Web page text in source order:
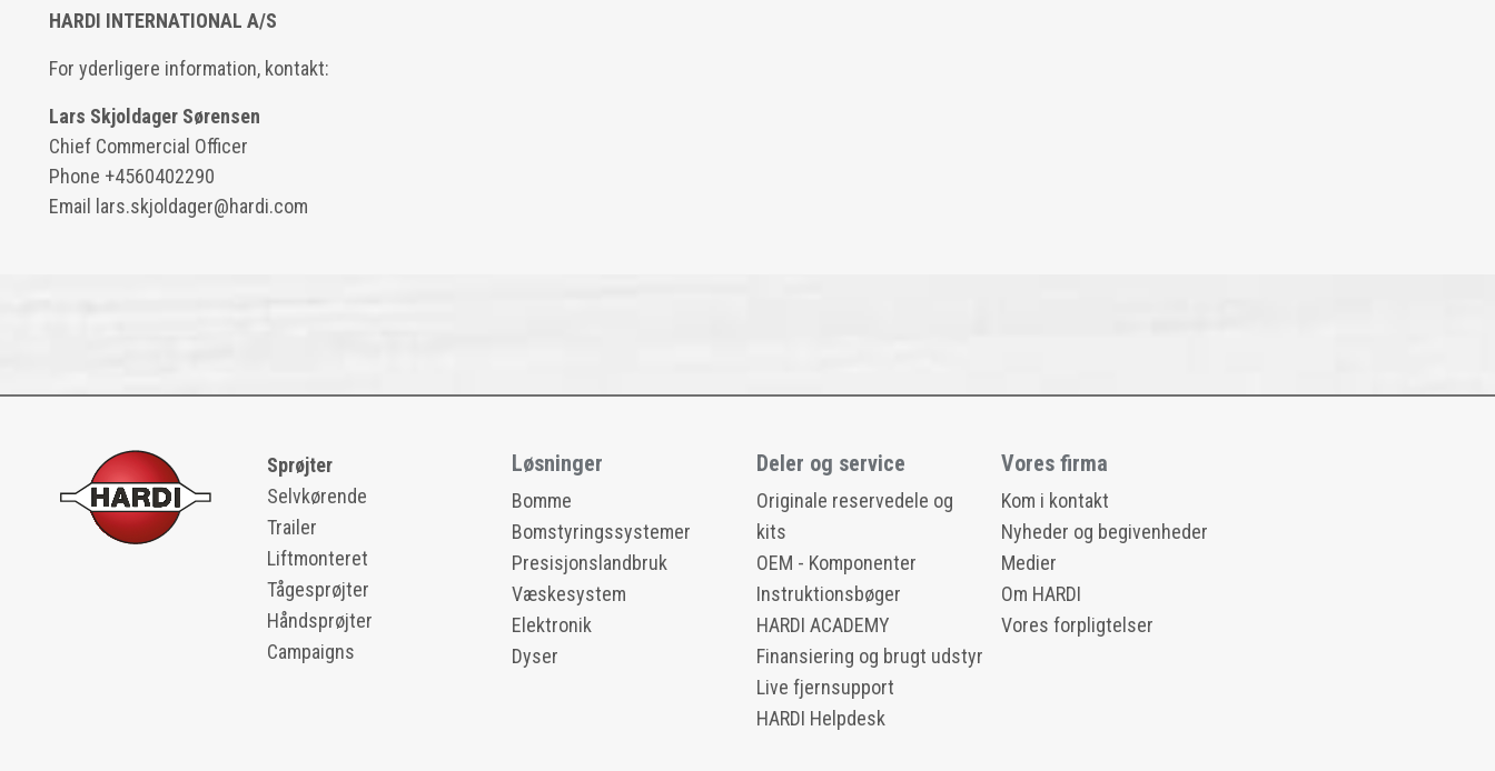
HARDI INTERNATIONAL A/S
For yderligere information, kontakt:
Lars Skjoldager Sørensen
Chief Commercial Officer
Phone +4560402290
Email lars.skjoldager@hardi.com
Sprøjter
Selvkørende
Trailer
Liftmonteret
Tågesprøjter
Håndsprøjter
Campaigns
Løsninger
Bomme
Bomstyringssystemer
Presisjonslandbruk
Væskesystem
Elektronik
Dyser
Deler og service
Originale reservedele og
kits
OEM - Komponenter
Instruktionsbøger
HARDI ACADEMY
Finansiering og brugt udstyr
Live fjernsupport
HARDI Helpdesk
Vores firma
Kom i kontakt
Nyheder og begivenheder
Medier
Om HARDI
Vores forpligtelser